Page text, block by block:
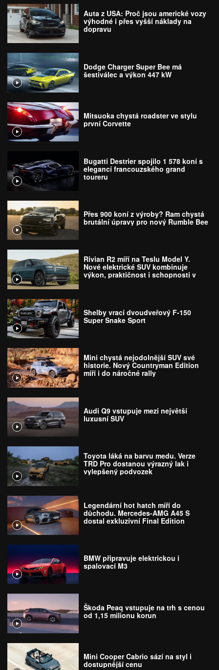
Auta z USA: Proč jsou americké vozy
výhodné i přes vyšší náklady na
dopravu
Dodge Charger Super Bee má
šestiválec a výkon 447 kW
Mitsuoka chystá roadster ve stylu
první Corvette
Bugatti Destrier spojilo 1 578 koní s
elegancí francouzského grand
toureru
Přes 900 koní z výroby? Ram chystá
brutální úpravy pro nový Rumble Bee
Rivian R2 míří na Teslu Model Y.
Nové elektrické SUV kombinuje
výkon, praktičnost i schopnosti v
Shelby vrací dvoudveřový F-150
Super Snake Sport
Mini chystá nejodolnější SUV své
historie. Nový Countryman Edition
míří i do náročné rally
Audi Q9 vstupuje mezi největší
luxusní SUV
Toyota láká na barvu medu. Verze
TRD Pro dostanou výrazný lak i
vylepšený podvozek
Legendární hot hatch míří do
důchodu. Mercedes-AMG A45 S
dostal exkluzivní Final Edition
BMW připravuje elektrickou i
spalovací M3
Škoda Peaq vstupuje na trh s cenou
od 1,15 milionu korun
Mini Cooper Cabrio sází na styl i
dostupnější cenu